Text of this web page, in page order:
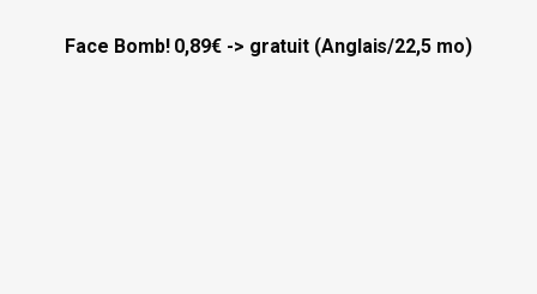
Face Bomb! 0,89€ -> gratuit (Anglais/22,5 mo)